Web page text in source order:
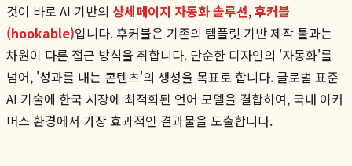
것이 바로 AI 기반의 상세페이지 자동화 솔루션,후커블
(hookable)입니다. 후커블은 기존의 템플릿 기반 제작 툴과는
차원이 다른 접근 방식을 취합니다. 단순한 디자인의 '자동화'를
넘어, '성과를 내는 콘텐츠'의 생성을 목표로 합니다. 글로벌 표준
AI 기술에 한국 시장에 최적화된 언어 모델을 결합하여, 국내 이커
머스 환경에서 가장 효과적인 결과물을 도출합니다.